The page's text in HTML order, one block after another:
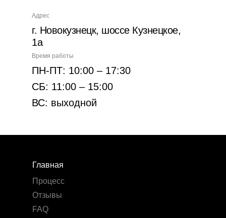
Время работы
ПН-ПТ: 10:00 – 17:30
СБ: 11:00 – 15:00
ВС: выходной
Адрес
г. Новокузнецк, шоссе Кузнецкое,
1а
Главная
Процесс
Отзывы
FAQ